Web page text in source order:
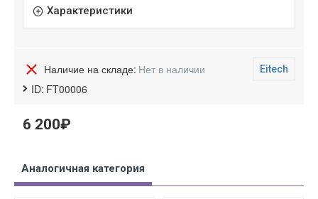
Характеристики
Наличие на складе: Нет в наличии
ID: FT00006
Eitech
6 200₽
Аналогичная категория